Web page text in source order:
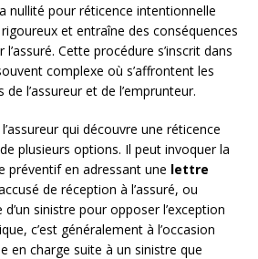
nullité pour réticence intentionnelle
et entraîne des conséquences
Cette procédure s’inscrit dans
complexe où s’affrontent les
l’assureur et de l’emprunteur.
qui découvre une réticence
plusieurs options. Il peut invoquer la
préventif en adressant une lettre
de réception à l’assuré, ou
sinistre pour opposer l’exception
c’est généralement à l’occasion
en charge suite à un sinistre que